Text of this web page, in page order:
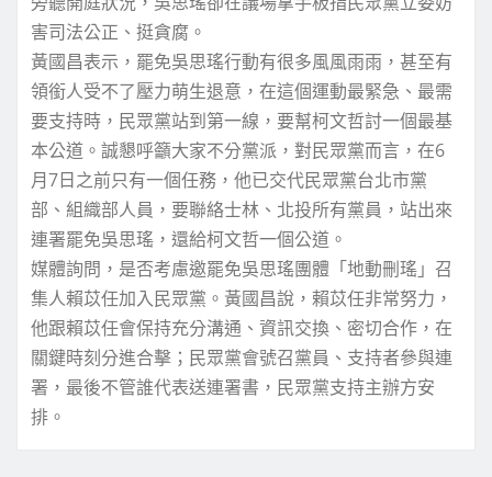
害司法公正、挺貪腐。
黃國昌表示，罷免吳思瑤行動有很多風風雨雨，甚至有
領銜人受不了壓力萌生退意，在這個運動最緊急、最需
要支持時，民眾黨站到第一線，要幫柯文哲討一個最基
本公道。誠懇呼籲大家不分黨派，對民眾黨而言，在6
月7日之前只有一個任務，他已交代民眾黨台北市黨
部、組織部人員，要聯絡士林、北投所有黨員，站出來
連署罷免吳思瑤，還給柯文哲一個公道。
媒體詢問，是否考慮邀罷免吳思瑤團體「地動刪瑤」召
集人賴苡任加入民眾黨。黃國昌說，賴苡任非常努力，
他跟賴苡任會保持充分溝通、資訊交換、密切合作，在
關鍵時刻分進合擊；民眾黨會號召黨員、支持者參與連
署，最後不管誰代表送連署書，民眾黨支持主辦方安
排。